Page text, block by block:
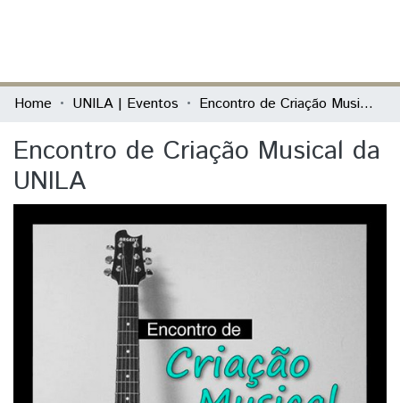
Communities & Collections
All of DSpace
Statistics
Home UNILA | Eventos Encontro de Criação Musical da UNILA
Encontro de Criação Musical da
UNILA